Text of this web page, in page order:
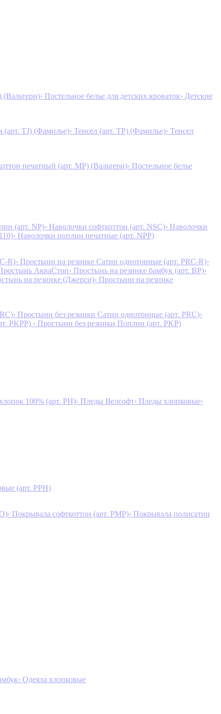
(Вальтери)› Постельное белье для детских кроваток› Детские
(арт. TJ) (Фамилье)› Тенсел (арт. ТР) (Фамилье)› Тенсел
печатный (арт. MР) (Вальтери)› Постельное белье
(арт. NP)› Наволочки софткоттон (арт. NSC)› Наволочки
› Наволочки поплин печатные (арт. NPP)
R)› Простыни на резинке Сатин однотонные (арт. PRC-R)›
АкваСтоп› Простынь на резинке бамбук (арт. BP)›
на резинке (Джерси)› Простыни на резинке
› Простыни без резинки Сатин однотонные (арт. PRC)›
PKPP) › Простыни без резинки Поплин (арт. PKP)
100% (арт. PH)› Пледы Велсофт› Пледы хлопковые›
(арт. PPH)
› Покрывала софткоттон (арт. PMP)› Покрывала полисатин
› Одеяла хлопковые